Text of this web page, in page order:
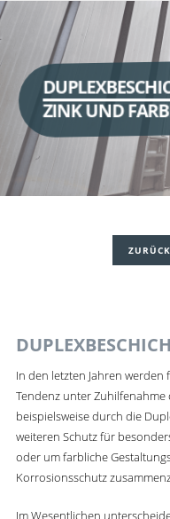
ZINK UND
In den letzten Jahren
Tendenz unter Zuhilfenahme
beispielsweise durch die
weiteren Schutz für
oder um farbliche
Korrosionsschutz
Im Wesentlichen